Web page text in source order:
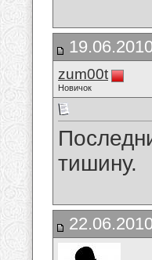
zum00t
Новичок
тишину.